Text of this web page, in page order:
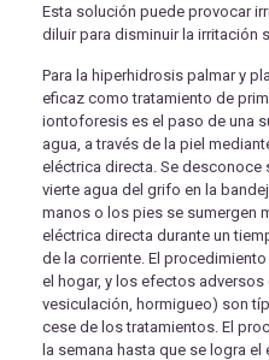
Esta solución puede provocar
diluir para disminuir la irritación
Para la hiperhidrosis palmar y
eficaz como tratamiento de
iontoforesis es el paso de una
agua, a través de la piel
eléctrica directa. Se desconoce
vierte agua del grifo en la
manos o los pies se sumergen
eléctrica directa durante un
de la corriente. El
el hogar, y los efectos adversos
vesiculación, hormigueo) son
cese de los tratamientos. El
la semana hasta que se logra